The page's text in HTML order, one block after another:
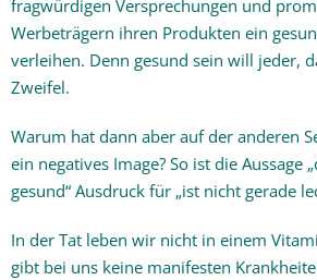
fragwürdigen Versprechungen und
Werbeträgern ihren Produkten ein
verleihen. Denn gesund sein will jeder,
Zweifel.
Warum hat dann aber auf der anderen
ein negatives Image? So ist die Aussage
gesund“ Ausdruck für „ist nicht gerade
In der Tat leben wir nicht in einem
gibt bei uns keine manifesten